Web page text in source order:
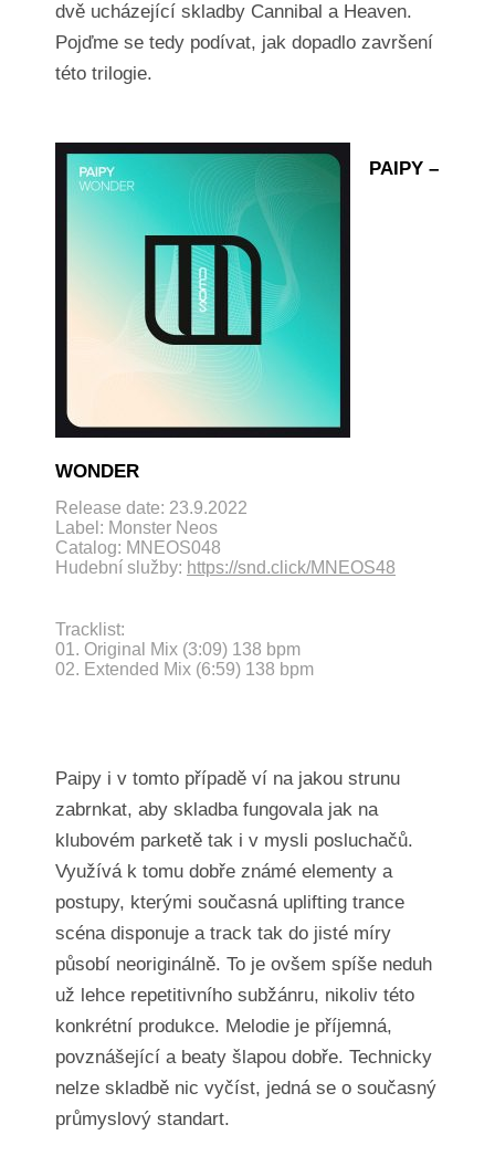
dvě ucházející skladby Cannibal a Heaven.
Pojďme se tedy podívat, jak dopadlo završení
této trilogie.
PAIPY –
WONDER
Release date: 23.9.2022
Label: Monster Neos
Catalog: MNEOS048
Hudební služby: https://snd.click/MNEOS48
Tracklist:
01. Original Mix (3:09) 138 bpm
02. Extended Mix (6:59) 138 bpm
Paipy i v tomto případě ví na jakou strunu
zabrnkat, aby skladba fungovala jak na
klubovém parketě tak i v mysli posluchačů.
Využívá k tomu dobře známé elementy a
postupy, kterými současná uplifting trance
scéna disponuje a track tak do jisté míry
působí neoriginálně. To je ovšem spíše neduh
už lehce repetitivního subžánru, nikoliv této
konkrétní produkce. Melodie je příjemná,
povznášející a beaty šlapou dobře. Technicky
nelze skladbě nic vyčíst, jedná se o současný
průmyslový standart.